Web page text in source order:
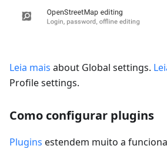
Leia mais about Global settings.
Profile settings.
Como configurar plugins
Plugins estendem muito a